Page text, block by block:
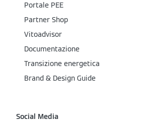
Portale PEE
Partner Shop
Vitoadvisor
Documentazione
Transizione energetica
Brand & Design Guide
Social Media